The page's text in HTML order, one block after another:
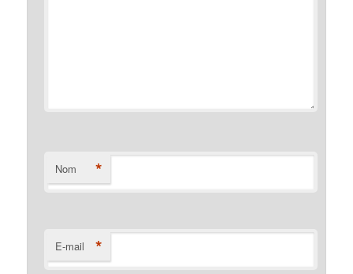
Nom *
E-mail *